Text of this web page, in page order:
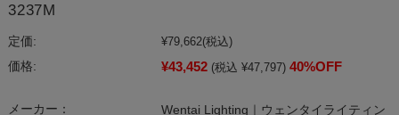
3237M
定価: ¥79,662(税込)
価格:
¥43,452 (税込 ¥47,797) 40%OFF
メーカー：
Wentai Lighting｜ウェンタイライティン